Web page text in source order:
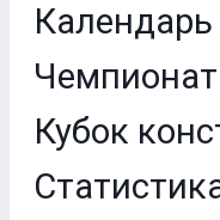
Календарь
Кубок